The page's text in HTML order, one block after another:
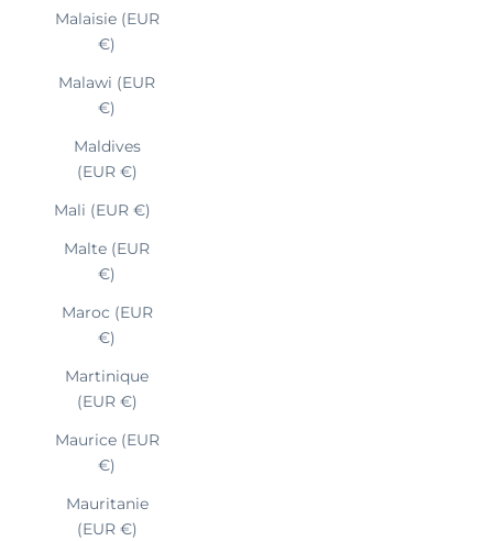
Malaisie (EUR
€)
Malawi (EUR
€)
Maldives
(EUR €)
Mali (EUR €)
Malte (EUR
€)
Maroc (EUR
€)
Martinique
(EUR €)
Maurice (EUR
€)
Mauritanie
(EUR €)